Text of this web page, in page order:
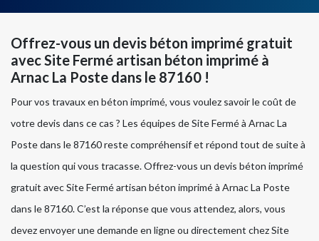
Offrez-vous un devis béton imprimé gratuit
avec Site Fermé artisan béton imprimé à
Arnac La Poste dans le 87160 !
Pour vos travaux en béton imprimé, vous voulez savoir le coût de
votre devis dans ce cas ? Les équipes de Site Fermé à Arnac La
Poste dans le 87160 reste compréhensif et répond tout de suite à
la question qui vous tracasse. Offrez-vous un devis béton imprimé
gratuit avec Site Fermé artisan béton imprimé à Arnac La Poste
dans le 87160. C’est la réponse que vous attendez, alors, vous
devez envoyer une demande en ligne ou directement chez Site